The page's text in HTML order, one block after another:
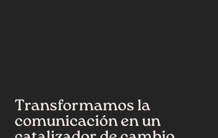
Transformamos la
comunicación en un